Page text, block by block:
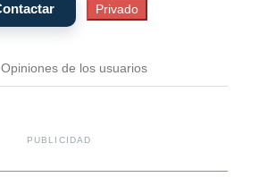
Opiniones de los usuarios
PUBLICIDAD